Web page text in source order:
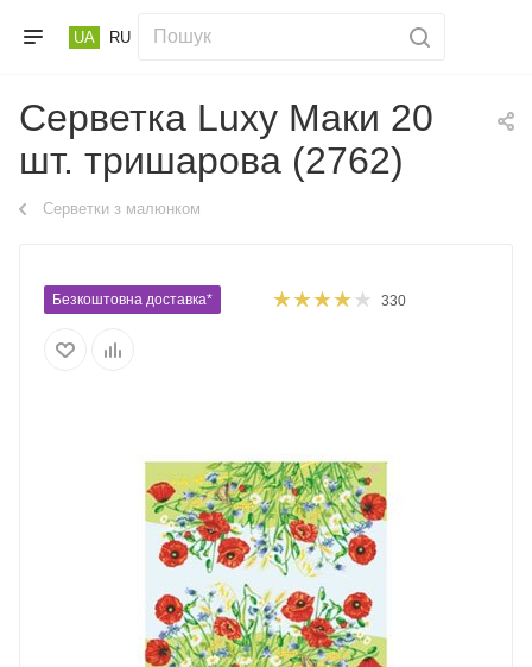
UA RU
Серветка Luxy Маки 20
шт. тришарова (2762)
Серветки з малюнком
Безкоштовна доставка* 330